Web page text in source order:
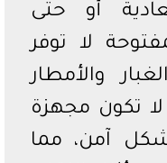
أو حتى
لا توفر
والأمطار
تكون مجهزة
آمن، مما